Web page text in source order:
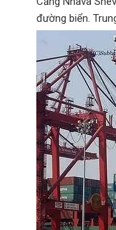
đường biển.